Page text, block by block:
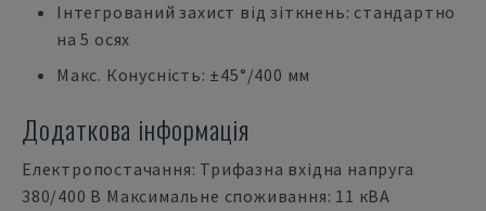
Інтегрований захист від зіткнень: стандартно
на 5 осях
Макс. Конусність: ±45°/400 мм
Додаткова інформація
Електропостачання: Трифазна вхідна напруга
380/400 В Максимальне споживання: 11 кВА